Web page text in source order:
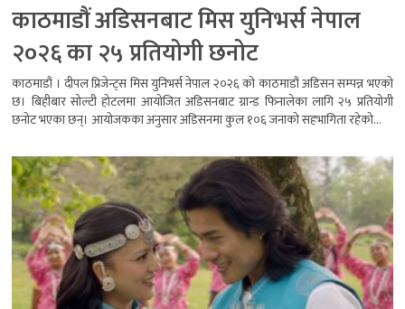
काठमाडौं अडिसनबाट मिस युनिभर्स नेपाल
२०२६ का २५ प्रतियोगी छनोट
काठमाडौं । दीपल प्रिजेन्ट्स मिस युनिभर्स नेपाल २०२६ को काठमाडौं अडिसन सम्पन्न भएको
छ। बिहीबार सोल्टी होटलमा आयोजित अडिसनबाट ग्रान्ड फिनालेका लागि २५ प्रतियोगी
छनोट भएका छन्। आयोजकका अनुसार अडिसनमा कुल १०६ जनाको सहभागिता रहेको...